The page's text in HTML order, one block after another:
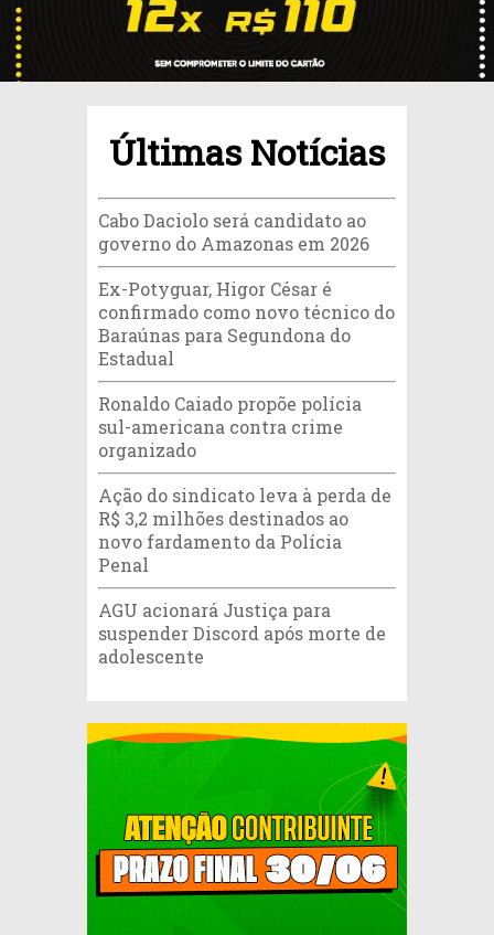
Últimas Notícias
Cabo Daciolo será candidato ao
governo do Amazonas em 2026
Ex-Potyguar, Higor César é
confirmado como novo técnico do
Baraúnas para Segundona do
Estadual
Ronaldo Caiado propõe polícia
sul-americana contra crime
organizado
Ação do sindicato leva à perda de
R$ 3,2 milhões destinados ao
novo fardamento da Polícia
Penal
AGU acionará Justiça para
suspender Discord após morte de
adolescente